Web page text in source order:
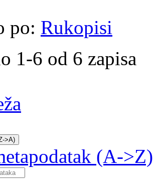
po: Rukopisi
1-6 od 6 zapisa
>A)
(A->Z)